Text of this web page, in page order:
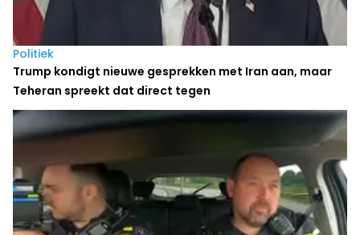
Politiek
Trump kondigt nieuwe gesprekken met Iran aan, maar
Teheran spreekt dat direct tegen